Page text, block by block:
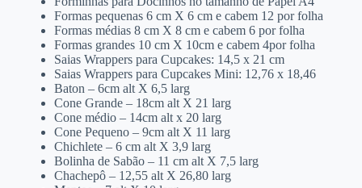
Formas pequenas 6 cm X 6 cm e cabem 12 por folha
Formas médias 8 cm X 8 cm e cabem 6 por folha
Formas grandes 10 cm X 10cm e cabem 4por folha
Saias Wrappers para Cupcakes: 14,5 x 21 cm
Saias Wrappers para Cupcakes Mini: 12,76 x 18,46
Baton – 6cm alt X 6,5 larg
Cone Grande – 18cm alt X 21 larg
Cone médio – 14cm alt x 20 larg
Cone Pequeno – 9cm alt X 11 larg
Chichlete – 6 cm alt X 3,9 larg
Bolinha de Sabão – 11 cm alt X 7,5 larg
Chachepô – 12,55 alt X 26,80 larg